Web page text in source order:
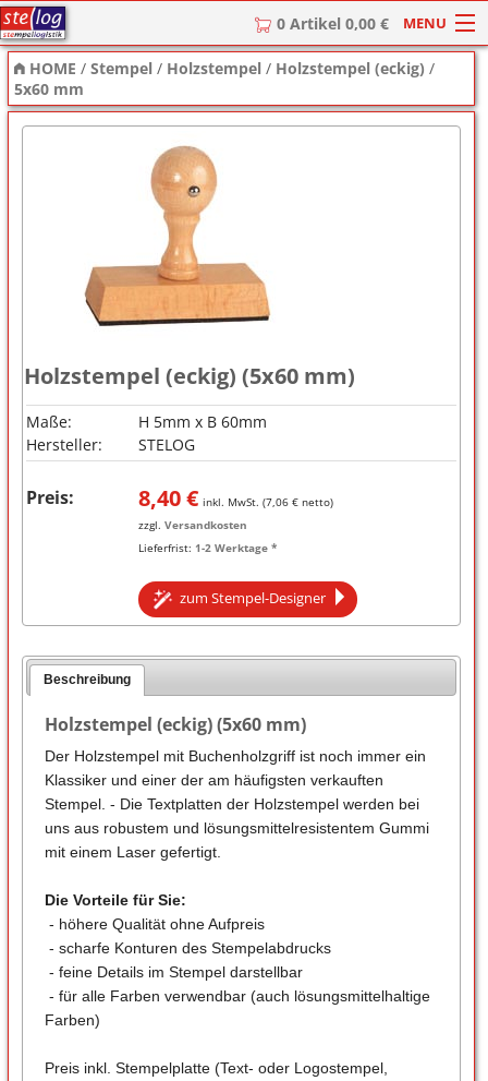
0 Artikel 0,00 € MENU
HOME
Stempel
Stempel-Textplatten
HOME /Stempel / Holzstempel / Holzstempel (eckig) /
5x60 mm
Holzstempel (eckig) (5x60 mm)
Maße:
H 5mm x B 60mm
Hersteller:
STELOG
Preis: 8,40€ inkl. MwSt. (7,06€ netto)
zzgl. Versandkosten
Lieferfrist: 1-2 Werktage *
zum Stempel-Designer
Beschreibung
Holzstempel (eckig) (5x60 mm)
Der Holzstempel mit Buchenholzgriff ist noch immer ein
Klassiker und einer der am häufigsten verkauften
Stempel. - Die Textplatten der Holzstempel werden bei
uns aus robustem und lösungsmittelresistentem Gummi
mit einem Laser gefertigt.
Die Vorteile für Sie:
- höhere Qualität ohne Aufpreis
- scharfe Konturen des Stempelabdrucks
- feine Details im Stempel darstellbar
- für alle Farben verwendbar (auch lösungsmittelhaltige
Farben)
Preis inkl. Stempelplatte (Text- oder Logostempel,